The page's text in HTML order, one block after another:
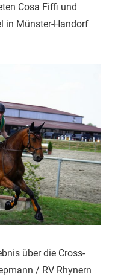
Cosa Fiffi und
in Münster-Handorf
über die Cross-
/ RV Rhynern